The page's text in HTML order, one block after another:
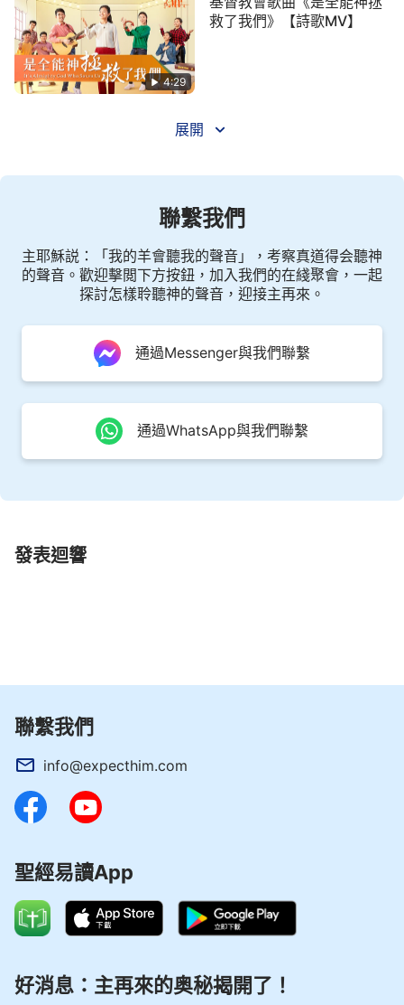
肉體雖軟弱，有痛苦有憂傷，
你可相信可相信我，沒有將你忘記，
我恨惡肉體，我厭憎撒但，
多願脫離不義，多願脫離不義。
不能滿足你心願，我死也不甘願，
啥時看見看見你笑臉，我心才稍感欣慰。
四
我有心志，我有心志，也有毅力，
我也不消極，我真心愛著你，
再多的苦難，再大的攔阻，
我也要也要滿足你，也要滿足你。
何時活出你形像，天真活潑新樣式，
聖潔的靈體歸給你，與你永遠不分離！
聖潔的靈體歸給你，與你永遠不分離！
4:29
救了我們》【詩歌MV】
展開
聯繫我們
主耶穌説：「我的羊會聽我的聲音」，考察真道得会聽神
的聲音。歡迎擊閲下方按鈕，加入我們的在綫聚會，一起
探討怎樣聆聽神的聲音，迎接主再來。
通過Messenger與我們聯繫
通過WhatsApp與我們聯繫
發表迴響
聯繫我們
info@expecthim.com
聖經易讀App
好消息：主再來的奥秘揭開了！